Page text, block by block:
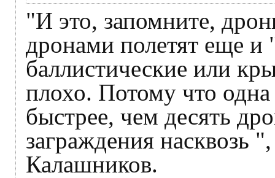
"И это, запомните,
дронами полетят еще
баллистические или
плохо. Потому что одна
быстрее, чем десять
заграждения насквозь
Калашников.